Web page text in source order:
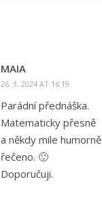
MAIA
26. 3. 2024 AT 16:19
Parádní přednáška.
Matematicky přesně
a někdy mile humorně
řečeno. 🙂
Doporučuji.